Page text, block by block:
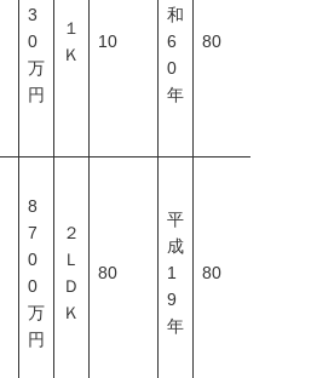
3
0
万
円
１
Ｋ
10
和
6
0
年
80
8
7
0
0
万
円
２
Ｌ
Ｄ
Ｋ
80
平
成
1
9
年
80